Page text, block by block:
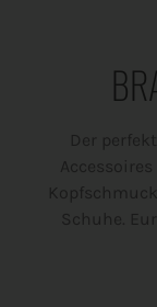
Der
Schuhe.